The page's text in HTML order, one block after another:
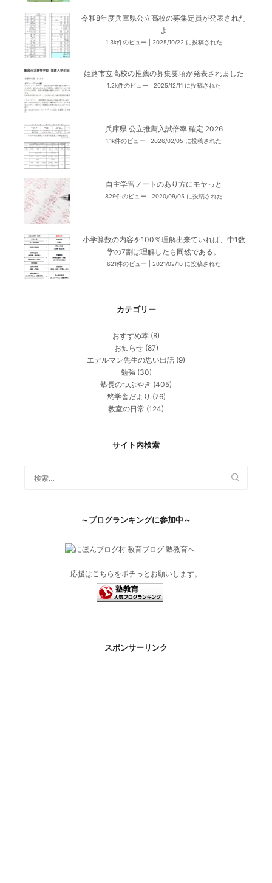
令和8年度兵庫県公立高校の募集定員が発表された
よ
1.3k件のビュー 2025/10/22 に投稿された
姫路市立高校の推薦の募集要項が発表されました
1.2k件のビュー 2025/12/11 に投稿された
兵庫県 公立推薦入試倍率 確定 2026
1.1k件のビュー 2026/02/05 に投稿された
自主学習ノートのあり方にモヤっと
829件のビュー 2020/09/05 に投稿された
小学算数の内容を100％理解出来ていれば、中1数
学の7割は理解したも同然である。
621件のビュー 2021/02/10 に投稿された
カテゴリー
おすすめ本 (8)
お知らせ(87)
エデルマン先生の思い出話 (9)
勉強 (30)
塾長のつぶやき (405)
悠学舎だより (76)
教室の日常 (124)
サイト内検索
～ブログランキングに参加中～
応援はこちらをポチっとお願いします。
スポンサーリンク